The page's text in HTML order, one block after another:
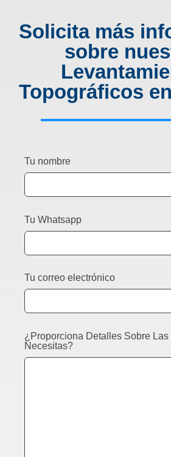
Solicita más
sobre
Topográficos
Tu nombre
Tu Whatsapp
Tu correo electrónico
¿Proporciona Detalles Sobre
Necesitas?